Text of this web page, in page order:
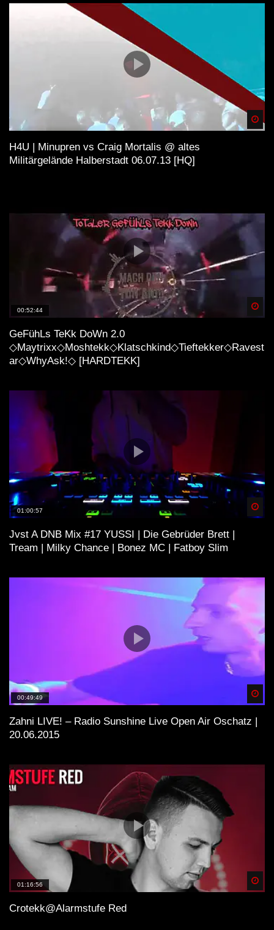
H4U | Minupren vs Craig Mortalis @ altes
Militärgelände Halberstadt 06.07.13 [HQ]
00:52:44
GeFühLs TeKk DoWn 2.0
◇Maytrixx◇Moshtekk◇Klatschkind◇Tieftekker◇Ravest
ar◇WhyAsk!◇ [HARDTEKK]
01:00:57
Jvst A DNB Mix #17 YUSSI | Die Gebrüder Brett |
Tream | Milky Chance | Bonez MC | Fatboy Slim
00:49:49
Zahni LIVE! – Radio Sunshine Live Open Air Oschatz |
20.06.2015
01:16:56
Crotekk@Alarmstufe Red